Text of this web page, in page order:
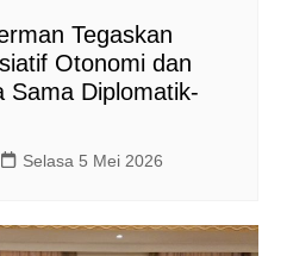
Tegaskan
Otonomi dan
Sama Diplomatik-
Selasa 5 Mei 2026